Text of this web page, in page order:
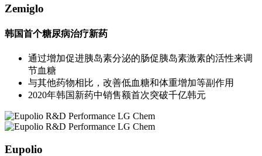
Zemiglo
韩国首个糖尿病治疗新药
通过增加促进胰岛素分泌的肠促胰岛素激素的活性来调
节血糖
与其他药物相比，改善低血糖和体重增加等副作用
2020年韩国新药中销售额首次突破千亿韩元
Eupolio